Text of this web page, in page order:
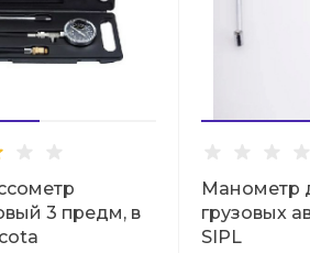
3 предм, в
Манометр
грузовых
SIPL